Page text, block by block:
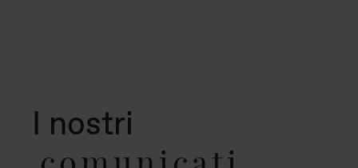
I nostri